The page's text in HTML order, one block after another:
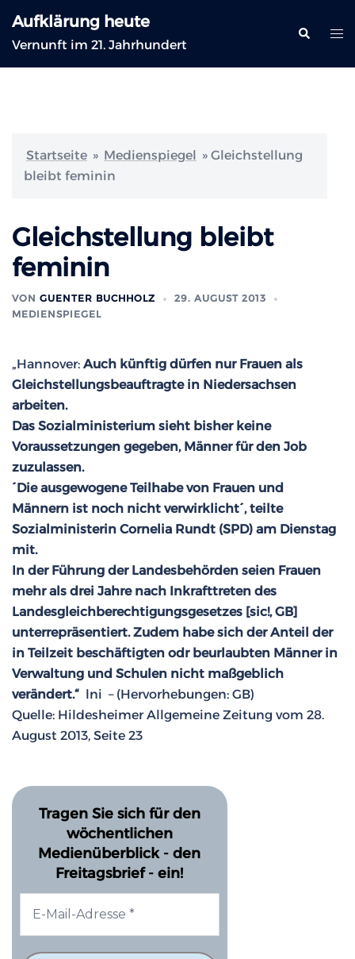
Inhalt
springen
Aufklärung heute
Vernunft im 21. Jahrhundert
Suche
Startseite » Medienspiegel » Gleichstellung
bleibt feminin
Gleichstellung bleibt
feminin
VON GUENTER BUCHHOLZ
29. AUGUST 2013
MEDIENSPIEGEL
„Hannover: Auch künftig dürfen nur Frauen als
Gleichstellungsbeauftragte in Niedersachsen
arbeiten.
Das Sozialministerium sieht bisher keine
Voraussetzungen gegeben, Männer für den Job
zuzulassen.
´Die ausgewogene Teilhabe von Frauen und
Männern ist noch nicht verwirklicht´, teilte
Sozialministerin Cornelia Rundt (SPD) am Dienstag
mit.
In der Führung der Landesbehörden seien Frauen
mehr als drei Jahre nach Inkrafttreten des
Landesgleichberechtigungsgesetzes [sic!, GB]
unterrepräsentiert. Zudem habe sich der Anteil der
in Teilzeit beschäftigten odr beurlaubten Männer in
Verwaltung und Schulen nicht maßgeblich
verändert.“ lni – (Hervorhebungen: GB)
Quelle: Hildesheimer Allgemeine Zeitung vom 28.
August 2013, Seite 23
Tragen Sie sich für den
wöchentlichen
Medienüberblick - den
Freitagsbrief - ein!